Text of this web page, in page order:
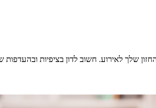
לאירוע. חשוב לדון בציפיות ובהעדפות